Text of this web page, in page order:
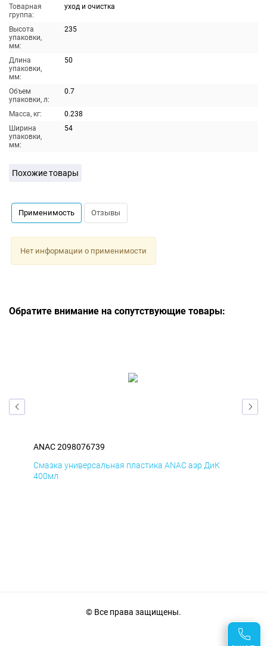
Товарная
группа:
уход и очистка
Высота
упаковки,
мм:
235
Длина
упаковки,
мм:
50
Объем
упаковки, л:
0.7
Масса, кг:
0.238
Ширина
упаковки,
мм:
54
Похожие товары
Применимость Отзывы
Нет информации о применимости
Обратите внимание на сопутствующие товары:
ANAC 2098076739
Смазка универсальная пластика ANAC аэр ДиК
400мл
© Все права защищены.